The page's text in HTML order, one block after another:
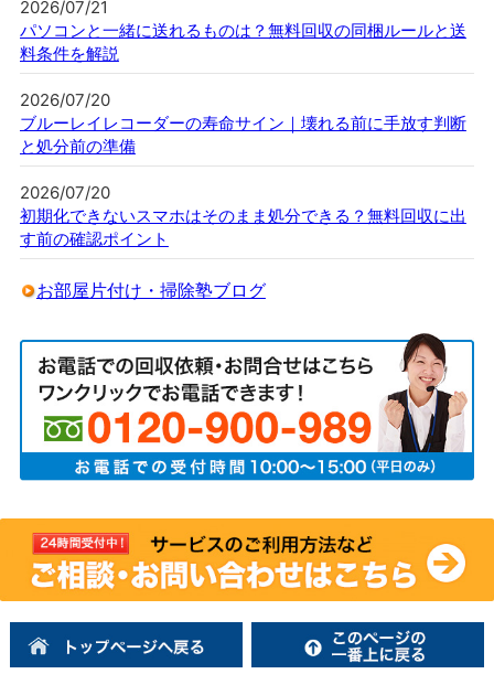
2026/07/21
パソコンと一緒に送れるものは？無料回収の同梱ルールと送
料条件を解説
2026/07/20
ブルーレイレコーダーの寿命サイン｜壊れる前に手放す判断
と処分前の準備
2026/07/20
初期化できないスマホはそのまま処分できる？無料回収に出
す前の確認ポイント
お部屋片付け・掃除塾ブログ